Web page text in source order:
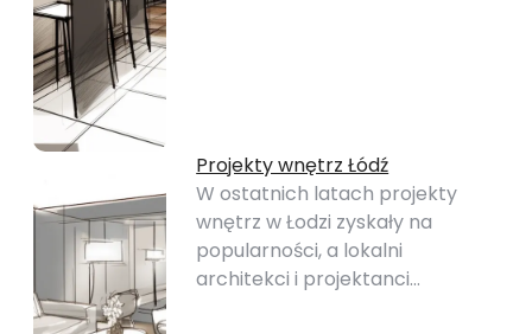
Projekty wnętrz Łódź
W ostatnich latach projekty
wnętrz w Łodzi zyskały na
popularności, a lokalni
architekci i projektanci…